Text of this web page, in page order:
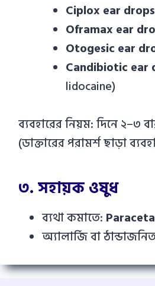
Ciplox ear drops
Oframax ear
Otogesic ear
Candibiotic ear
lidocaine)
ব্যবহারের নিয়ম: দিনে ২–৩
(ডাক্তারের পরামর্শ ছাড়া
৩. সহায়ক ওষুধ
ব্যথা কমাতে:
অ্যালার্জি বা